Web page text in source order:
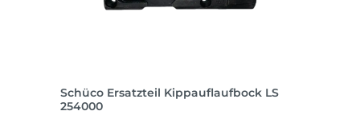
Schüco Ersatzteil Kippauflaufbock LS
254000